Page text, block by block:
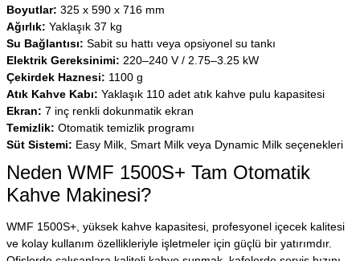
Boyutlar: 325 x 590 x 716 mm
Ağırlık: Yaklaşık 37 kg
Su Bağlantısı: Sabit su hattı veya opsiyonel su tankı
Elektrik Gereksinimi: 220–240 V / 2.75–3.25 kW
Çekirdek Haznesi: 1100 g
Atık Kahve Kabı: Yaklaşık 110 adet atık kahve pulu kapasitesi
Ekran: 7 inç renkli dokunmatik ekran
Temizlik: Otomatik temizlik programı
Süt Sistemi: Easy Milk, Smart Milk veya Dynamic Milk seçenekleri
Neden WMF 1500S+ Tam Otomatik
Kahve Makinesi?
WMF 1500S+, yüksek kahve kapasitesi, profesyonel içecek kalitesi
ve kolay kullanım özellikleriyle işletmeler için güçlü bir yatırımdır.